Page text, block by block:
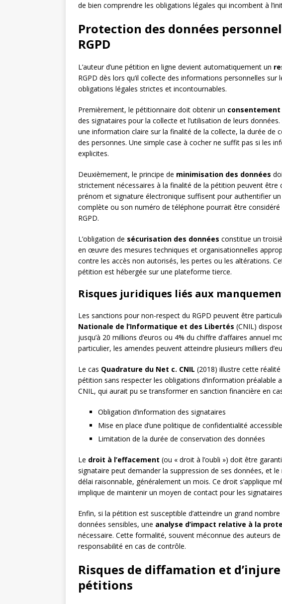
de bien comprendre les obligations légales qui incombent à
Protection des données
RGPD
L’auteur d’une pétition en ligne devient automatiquement un
RGPD dès lors qu’il collecte des informations personnelles
obligations légales strictes et incontournables.
Premièrement, le pétitionnaire doit obtenir un
des signataires pour la collecte et l’utilisation de leurs
une information claire sur la finalité de la collecte, la durée de
des personnes. Une simple case à cocher ne suffit pas si les
explicites.
Deuxièmement, le principe de minimisation des données
strictement nécessaires à la finalité de la pétition peuvent être
prénom et signature électronique suffisent pour authentifier
complète ou son numéro de téléphone pourrait être
RGPD.
L’obligation de sécurisation des données constitue un
en œuvre des mesures techniques et organisationnelles
contre les accès non autorisés, les pertes ou les altérations.
pétition est hébergée sur une plateforme tierce.
Risques juridiques liés aux
Les sanctions pour non-respect du RGPD peuvent être
Nationale de l’Informatique et des Libertés (CNIL)
jusqu’à 20 millions d’euros ou 4% du chiffre d’affaires annuel
particulier, les amendes peuvent atteindre plusieurs milliers
Le cas Quadrature du Net c. CNIL (2018) illustre cette
pétition sans respecter les obligations d’information préalable a
CNIL, qui aurait pu se transformer en sanction financière en
Obligation d’information des signataires
Mise en place d’une politique de confidentialité accessible
Limitation de la durée de conservation des données
Le droit à l’effacement (ou « droit à l’oubli ») doit être
signataire peut demander la suppression de ses données, et
délai raisonnable, généralement un mois. Ce droit s’applique
implique de maintenir un moyen de contact pour les
Enfin, si la pétition est susceptible d’atteindre un grand
données sensibles, une analyse d’impact relative à la
nécessaire. Cette formalité, souvent méconnue des auteurs
responsabilité en cas de contrôle.
Risques de diffamation et
pétitions